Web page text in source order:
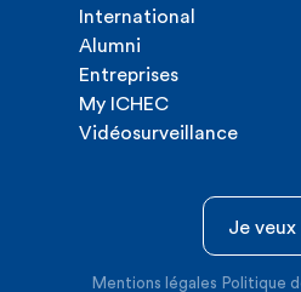
International
Alumni
Entreprises
My ICHEC
Vidéosurveillance
Je
Mentions légales Politique